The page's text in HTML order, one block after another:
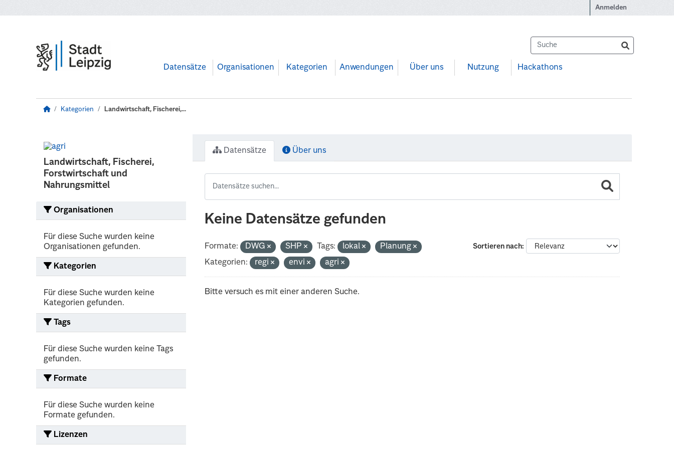
Anmelden
Datensätze Organisationen Kategorien Anwendungen Über uns Nutzung Hackathons
Kategorien Landwirtschaft, Fischerei,...
Landwirtschaft, Fischerei,
Forstwirtschaft und
Nahrungsmittel
Organisationen
Für diese Suche wurden keine
Organisationen gefunden.
Kategorien
Für diese Suche wurden keine
Kategorien gefunden.
Tags
Für diese Suche wurden keine Tags
gefunden.
Formate
Für diese Suche wurden keine
Formate gefunden.
Lizenzen
Datensätze Über uns
Keine Datensätze gefunden
Sortieren nach
Formate: DWG SHP Tags: lokal
Planung
Kategorien:
regi envi agri
Bitte versuch es mit einer anderen Suche.